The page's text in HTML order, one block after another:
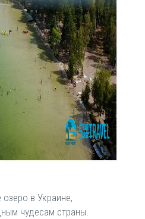
в Украине,
чудесам страны.